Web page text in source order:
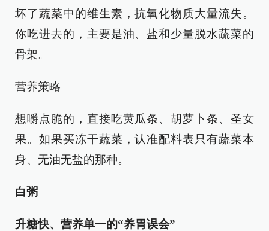
坏了蔬菜中的维生素，抗氧化物质大量流失。
你吃进去的，主要是油、盐和少量脱水蔬菜的
骨架。
营养策略
想嚼点脆的，直接吃黄瓜条、胡萝卜条、圣女
果。如果买冻干蔬菜，认准配料表只有蔬菜本
身、无油无盐的那种。
白粥
升糖快、营养单一的“养胃误会”